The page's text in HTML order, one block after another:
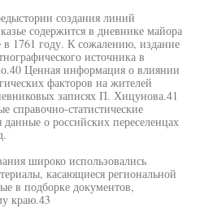
создания линий
содержится в дневнике майора
в 1761 году. К сожалению, издание
источника в
Ценная информация о влиянии
факторов на жителей
записях П. Хицунова.41
справочно-статистические
о российских переселенцах
широко использовались
касающиеся региональной
в подборке документов,
краю.43